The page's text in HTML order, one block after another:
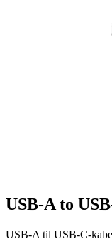
USB-A to
USB-A til USB-C-